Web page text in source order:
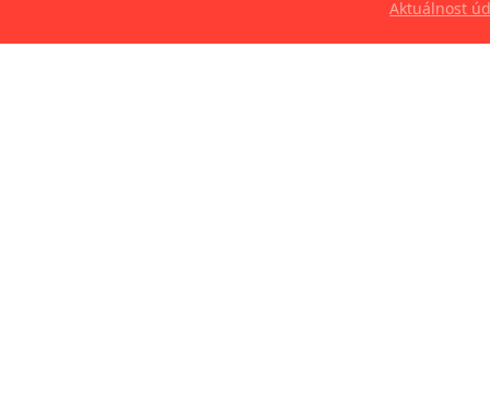
Aktuálnost